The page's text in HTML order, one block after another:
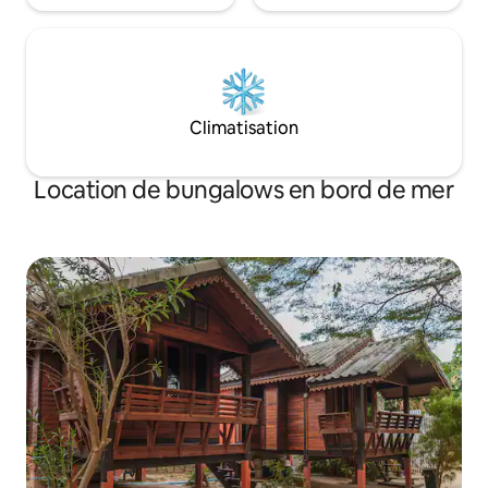
Climatisation
Location de bungalows en bord de mer